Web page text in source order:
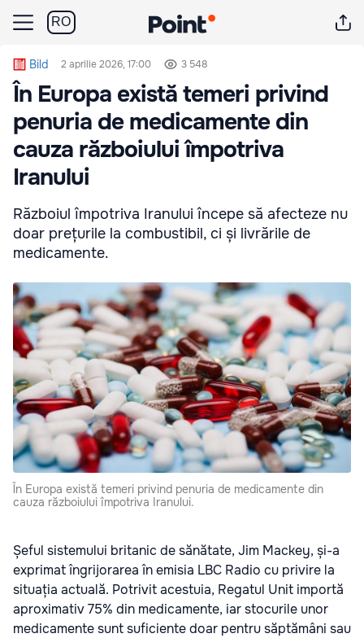
RO
Bild 2 aprilie 2026, 17:00 3 548
În Europa există temeri privind
penuria de medicamente din
cauza războiului împotriva
Iranului
Războiul împotriva Iranului începe să afecteze nu
doar prețurile la combustibil, ci și livrările de
medicamente.
În Europa există temeri privind penuria de medicamente din
cauza războiului împotriva Iranului.
Șeful sistemului britanic de sănătate, Jim Mackey, și-a
exprimat îngrijorarea în emisia LBC Radio cu privire la
situația actuală. Potrivit acestuia, Regatul Unit importă
aproximativ 75% din medicamente, iar stocurile unor
medicamente sunt suficiente doar pentru săptămâni sau